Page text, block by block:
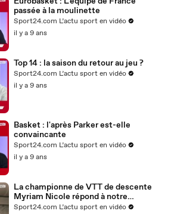
passée à la moulinette
Sport24.com L’actu sport en vidéo
il y a 9 ans
Top 14 : la saison du retour au jeu ?
Sport24.com L’actu sport en vidéo
il y a 9 ans
Basket : l'après Parker est-elle
convaincante
Sport24.com L’actu sport en vidéo
il y a 9 ans
La championne de VTT de descente
Myriam Nicole répond à notre
interview «Le Plus»
Sport24.com L’actu sport en vidéo